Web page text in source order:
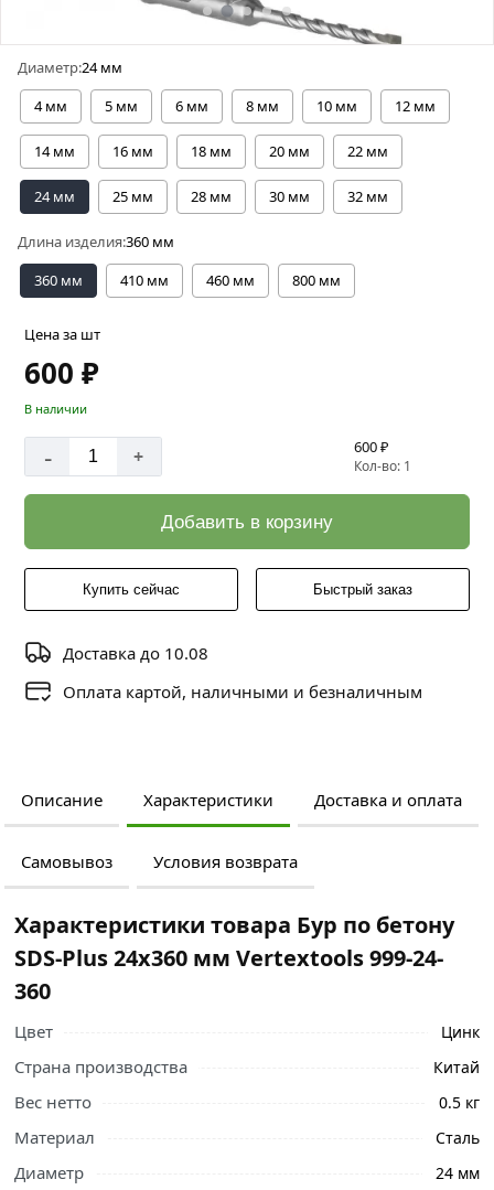
Диаметр:24 мм
4 мм
5 мм 6 мм 8 мм 10 мм 12 мм
14 мм 16 мм 18 мм 20 мм 22 мм
24 мм 25 мм 28 мм 30 мм 32 мм
Длина изделия:360 мм
360 мм
410 мм 460 мм 800 мм
Цена за шт
600 ₽
В наличии
- + 600 ₽
Кол-во: 1
Добавить в корзину
Купить сейчас Быстрый заказ
Доставка до 10.08
Оплата картой, наличными и безналичным
Описание Характеристики Доставка и оплата
Самовывоз Условия возврата
Характеристики товара Бур по бетону
SDS-Plus 24х360 мм Vertextools 999-24-
360
Цвет Цинк
Страна производства Китай
Вес нетто 0.5 кг
Материал Сталь
Диаметр 24 мм